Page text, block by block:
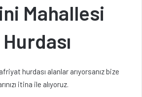
Mahallesi
hurdası alanlar arıyorsanız bize
itina ile alıyoruz.